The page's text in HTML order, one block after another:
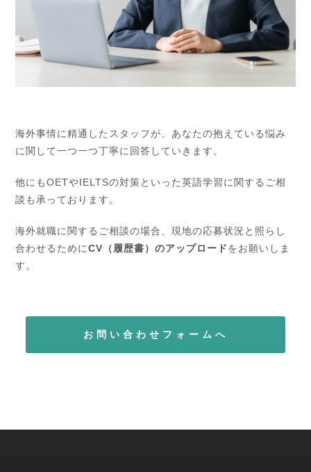
海外事情に精通したスタッフが、あなたの抱えている悩み
に関して一つ一つ丁寧に回答していきます。
他にもOETやIELTSの対策といった英語学習に関するご相
談も承っております。
海外就職に関するご相談の場合、現地の応募状況と照らし
合わせるためにCV（履歴書）のアップロードをお願いしま
す。
お問い合わせフォームへ